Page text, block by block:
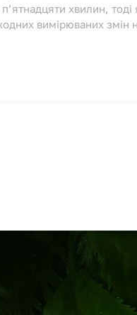
хвилин, тоді
вимірюваних змін